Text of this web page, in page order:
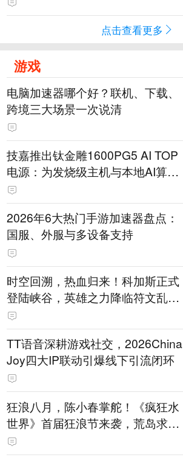
点击查看更多
游戏
电脑加速器哪个好？联机、下载、
跨境三大场景一次说清
技嘉推出钛金雕1600PG5 AI TOP
电源：为发烧级主机与本地AI算力
打造旗舰供电方案
2026年6大热门手游加速器盘点：
国服、外服与多设备支持
时空回溯，热血归来！科加斯正式
登陆峡谷，英雄之力降临符文乱
斗！
TT语音深耕游戏社交，2026China
Joy四大IP联动引爆线下引流闭环
狂浪八月，陈小春掌舵！《疯狂水
世界》首届狂浪节来袭，荒岛求生
直播即将开启